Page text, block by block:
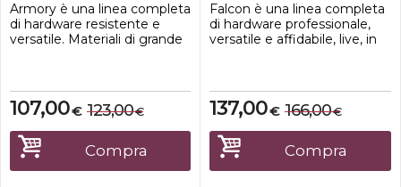
Armory è una linea completa
di hardware resistente e
versatile. Materiali di grande
che pretendono la massima
affidabilità dal loro set di
meccaniche. Tutti i prodotti
sono disponibili sia in finitura
cro...
€
107,00 €
123,00
Compra
Falcon è una linea completa
di hardware professionale,
versatile e affidabile, live, in
altissima qualità e prestazioni
imbattibili rendono queste
meccaniche la scelta
definitiva per ogni
professionista.Asta a Giraffa
Serie...
€
137,00 €
166,00
Compra